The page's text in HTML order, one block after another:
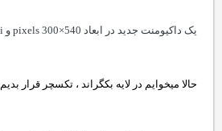
یک داکیومنت جدید در ابعاد 540×300 pixels و 72ppi
حالا میخوایم در لایه بکگراند ، تکسچر قرار بدیم...